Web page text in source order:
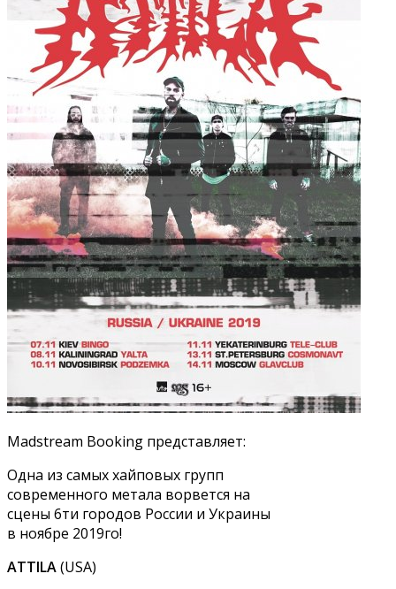
Madstream Booking представляет:
Одна из самых хайповых групп
современного метала ворвется на
сцены 6ти городов России и Украины
в ноябре 2019го!
ATTILA(USA)